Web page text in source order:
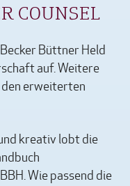
COUNSEL
Büttner Held
auf. Weitere
den erweiterten
kreativ lobt die
Wie passend die